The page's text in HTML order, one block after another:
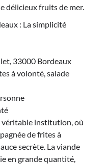
délicieux fruits de mer.
: La simplicité
33000 Bordeaux
à volonté, salade
véritable institution, où
de frites à
secrète. La viande
en grande quantité,